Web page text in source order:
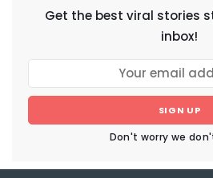
Get the best viral stories
inbox!
SIGN UP
Don't worry we